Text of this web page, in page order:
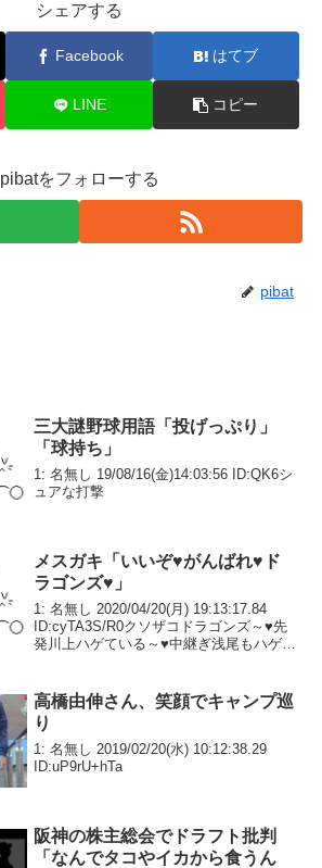
シェアする
Facebook はてブ
LINE コピー
pibatをフォローする
pibat
三大謎野球用語「投げっぷり」
「球持ち」
1: 名無し 19/08/16(金)14:03:56 ID:QK6シ
ュアな打撃
メスガキ「いいぞ♥がんばれ♥ド
ラゴンズ♥」
1: 名無し 2020/04/20(月) 19:13:17.84
ID:cyTA3S/R0クソザコドラゴンズ～♥先
発川上ハゲている～♥中継ぎ浅尾もハゲて
ラゴンズ♥ク...
高橋由伸さん、笑顔でキャンプ巡
り
1: 名無し 2019/02/20(水) 10:12:38.29
ID:uP9rU+hTa
阪神の株主総会でドラフト批判
「なんでタコやイカから食うん